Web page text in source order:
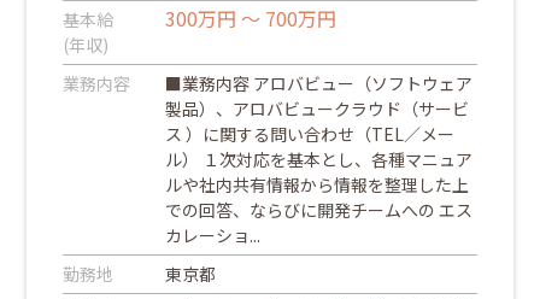
基本給
(年収)
300万円 ～ 700万円
業務内容
■業務内容 アロバビュー（ソフトウェア
製品）、アロバビュークラウド（サービ
ス ）に関する問い合わせ（TEL／メー
ル） １次対応を基本とし、各種マニュア
ルや社内共有情報から情報を整理した上
での回答、ならびに開発チームへの エス
カレーショ...
勤務地
東京都